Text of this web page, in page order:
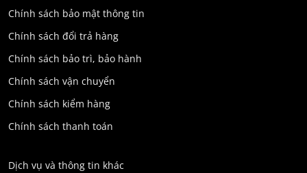
Chính sách bảo mật thông tin
Chính sách đổi trả hàng
Chính sách bảo trì, bảo hành
Chính sách vận chuyển
Chính sách kiểm hàng
Chính sách thanh toán
Dịch vụ và thông tin khác